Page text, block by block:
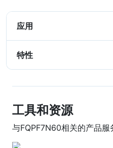
应用
特性
工具和资源
与FQPF7N60相关的产品